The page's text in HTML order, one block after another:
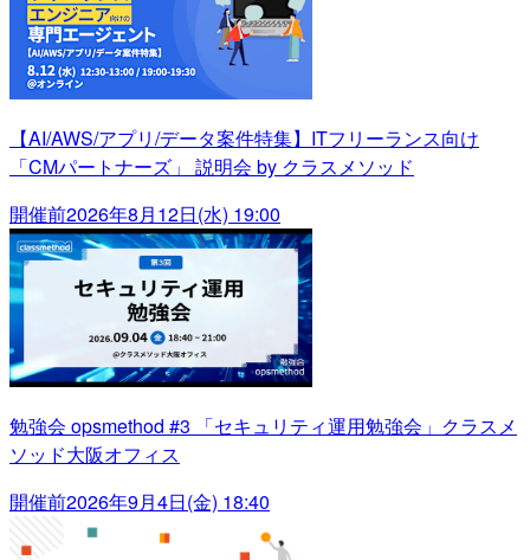
【AI/AWS/アプリ/データ案件特集】ITフリーランス向け
「CMパートナーズ」 説明会 by クラスメソッド
開催前2026年8月12日(水) 19:00
勉強会 opsmethod #3 「セキュリティ運用勉強会」クラスメ
ソッド大阪オフィス
開催前2026年9月4日(金) 18:40